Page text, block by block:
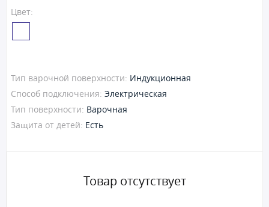
Цвет:
Тип варочной поверхности: Индукционная
Способ подключения: Электрическая
Тип поверхности: Варочная
Защита от детей: Есть
Товар отсутствует